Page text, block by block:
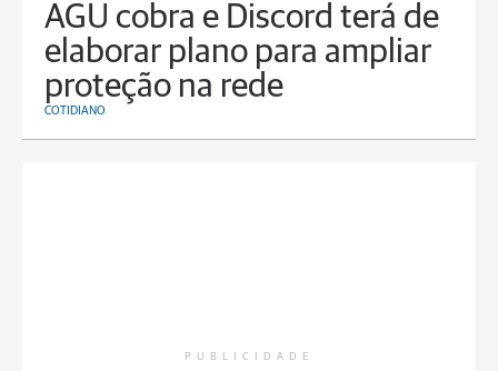
AGU cobra e Discord terá de
elaborar plano para ampliar
proteção na rede
COTIDIANO
PUBLICIDADE